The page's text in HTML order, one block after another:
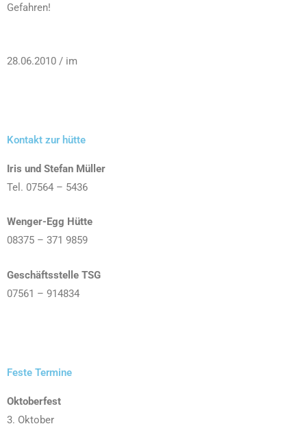
Gefahren!
28.06.2010 / im
Kontakt zur hütte
Iris und Stefan Müller
Tel. 07564 – 5436
Wenger-Egg Hütte
08375 – 371 9859
Geschäftsstelle TSG
07561 – 914834
Feste Termine
Oktoberfest
3. Oktober